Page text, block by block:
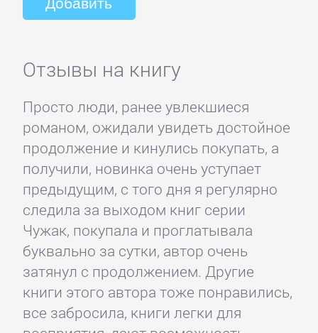
Отзывы на книгу
Просто люди, ранее увлекшиеся
романом, ожидали увидеть достойное
продолжение и кинулись покупать, а
получили, новинка очень уступает
предыдущим, с того дня я регулярно
следила за выходом книг серии
Чужак, покупала и проглатывала
буквально за сутки, автор очень
затянул с продолжением. Другие
книги этого автора тоже понравились,
все забросила, книги легки для